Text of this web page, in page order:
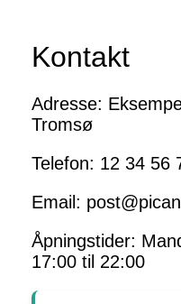
Kontakt
Adresse:
Tromsø
Telefon: 12 34 56
Email:
Åpningstider:
17:00 til 22:00